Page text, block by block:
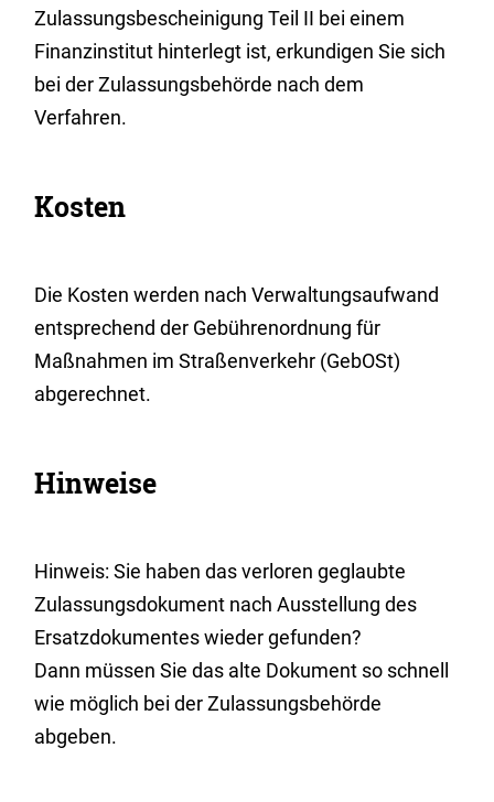
Zulassungsbescheinigung Teil II bei einem
Finanzinstitut hinterlegt ist, erkundigen Sie sich
bei der Zulassungsbehörde nach dem
Verfahren.
Kosten
Die Kosten werden nach Verwaltungsaufwand
entsprechend der Gebührenordnung für
Maßnahmen im Straßenverkehr (GebOSt)
abgerechnet.
Hinweise
Hinweis: Sie haben das verloren geglaubte
Zulassungsdokument nach Ausstellung des
Ersatzdokumentes wieder gefunden?
Dann müssen Sie das alte Dokument so schnell
wie möglich bei der Zu lassungsbehörde
abgeben.